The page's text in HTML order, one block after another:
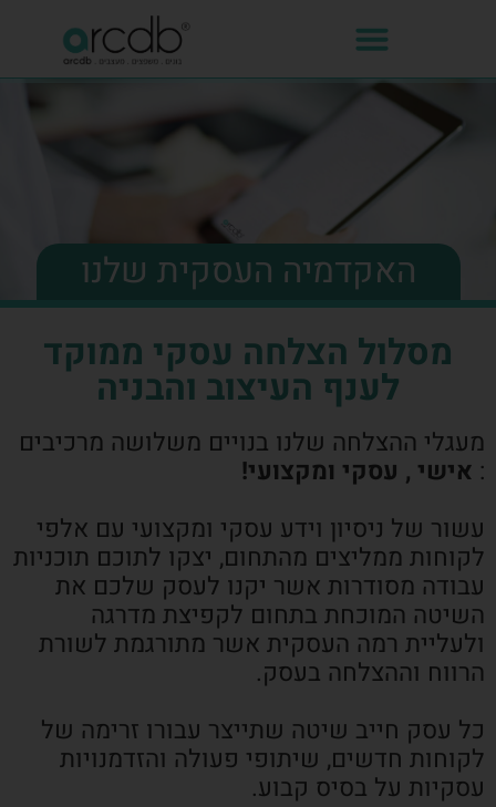
האקדמיה העסקית שלנו
מסלול הצלחה עסקי ממוקד
לענף העיצוב והבניה
מעגלי ההצלחה שלנו בנויים משלושה מרכיבים
: אישי , עסקי ומקצועי!
עשור של ניסיון וידע עסקי ומקצועי עם אלפי
לקוחות ממליצים מהתחום, יצקו לתוכם תוכניות
עבודה מסודרות אשר יקנו לעסק שלכם את
השיטה המוכחת בתחום לקפיצת מדרגה
ולעליית רמה העסקית אשר מתורגמת לשורת
הרווח וההצלחה בעסק.
כל עסק חייב שיטה שתייצר עבורו זרימה של
לקוחות חדשים, שיתופי פעולה והזדמנויות
עסקיות על בסיס קבוע.